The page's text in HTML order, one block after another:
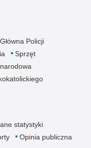
Policji
Sprzęt
statystyki
Opinia publiczna